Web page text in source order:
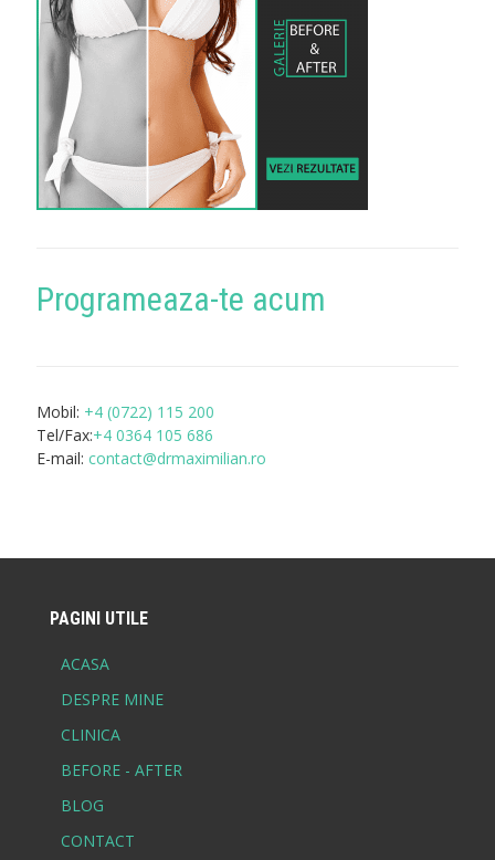
Programeaza-te acum
Mobil: +4 (0722) 115 200
Tel/Fax:+4 0364 105 686
E-mail: contact@drmaximilian.ro
PAGINI UTILE
ACASA
DESPRE MINE
CLINICA
BEFORE - AFTER
BLOG
CONTACT